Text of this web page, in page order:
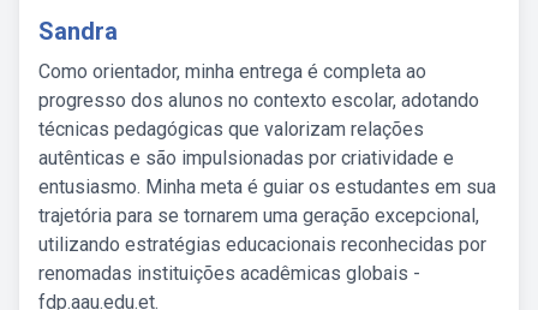
Sandra
Como orientador, minha entrega é completa ao
progresso dos alunos no contexto escolar, adotando
técnicas pedagógicas que valorizam relações
autênticas e são impulsionadas por criatividade e
entusiasmo. Minha meta é guiar os estudantes em sua
trajetória para se tornarem uma geração excepcional,
utilizando estratégias educacionais reconhecidas por
renomadas instituições acadêmicas globais -
fdp.aau.edu.et.